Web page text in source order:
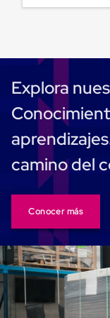
Manejo
de
carga
sin
tarimas
Tarimas
de
Explora
camino del
Conocer más